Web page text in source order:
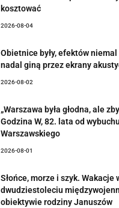
kosztować
2026-08-04
Obietnice były, efektów
nadal giną przez ekrany
2026-08-02
„Warszawa była głodna, ale
Godzina W, 82. lata od
Warszawskiego
2026-08-01
Słońce, morze i szyk. Wakacje
dwudziestoleciu
obiektywie rodziny Januszów